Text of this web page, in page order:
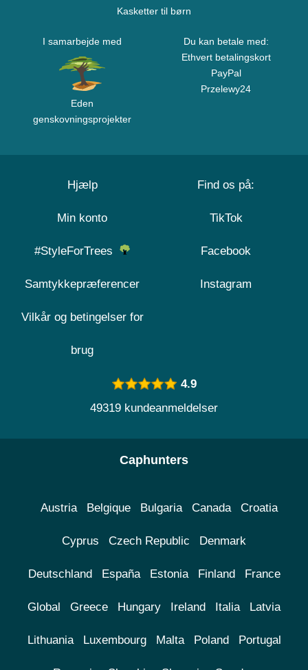
Kasketter til børn
I samarbejde med
Eden
genskovningsprojekter
Du kan betale med:
Ethvert betalingskort
PayPal
Przelewy24
Hjælp
Min konto
#StyleForTrees
Samtykkepræferencer
Vilkår og betingelser for
brug
Find os på:
TikTok
Facebook
Instagram
4.9
49319 kundeanmeldelser
Caphunters
Austria Belgique Bulgaria Canada Croatia
Cyprus Czech Republic Denmark
Deutschland España Estonia Finland France
Global Greece Hungary Ireland Italia Latvia
Lithuania Luxembourg Malta Poland Portugal